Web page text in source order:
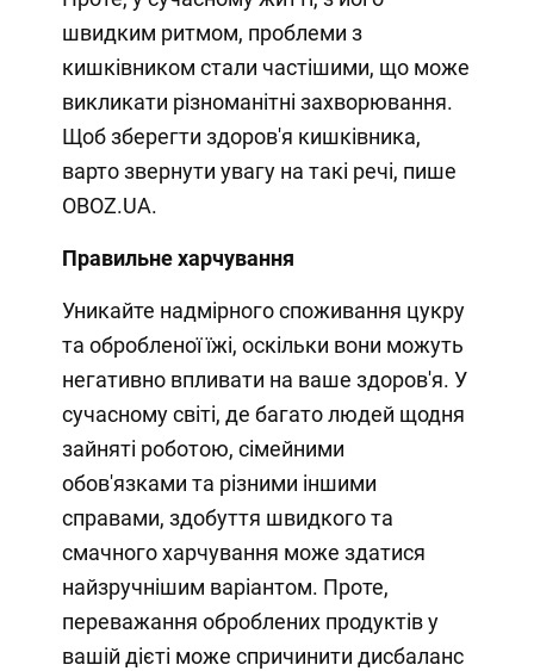
швидким ритмом, проблеми з
кишківником стали частішими, що може
викликати різноманітні захворювання.
Щоб зберегти здоров'я кишківника,
варто звернути увагу на такі речі, пише
OBOZ.UA.
Правильне харчування
Уникайте надмірного споживання цукру
та обробленої їжі, оскільки вони можуть
негативно впливати на ваше здоров'я. У
сучасному світі, де багато людей щодня
зайняті роботою, сімейними
обов'язками та різними іншими
справами, здобуття швидкого та
смачного харчування може здатися
найзручнішим варіантом. Проте,
переважання оброблених продуктів у
вашій дієті може спричинити дисбаланс